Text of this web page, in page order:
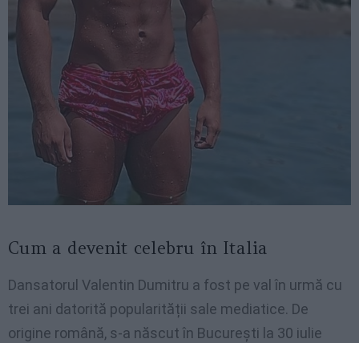
Cum a devenit celebru în Italia
Dansatorul Valentin Dumitru a fost pe val în urmă cu
trei ani datorită popularității sale mediatice. De
origine română, s-a născut în București la 30 iulie